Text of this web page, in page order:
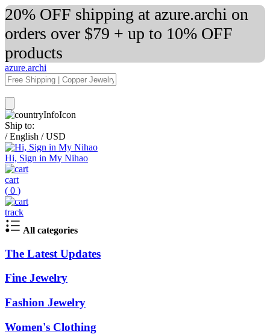
20% OFF shipping at azure.archi on
orders over $79 + up to 10% OFF
products
azure.archi
Ship to:
/ English / USD
Hi, Sign in My Nihao
cart
( 0 )
track
All categories
The Latest Updates
Fine Jewelry
Fashion Jewelry
Women's Clothing